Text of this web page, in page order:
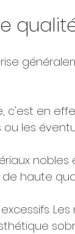
c'est en
les
nobles
haute